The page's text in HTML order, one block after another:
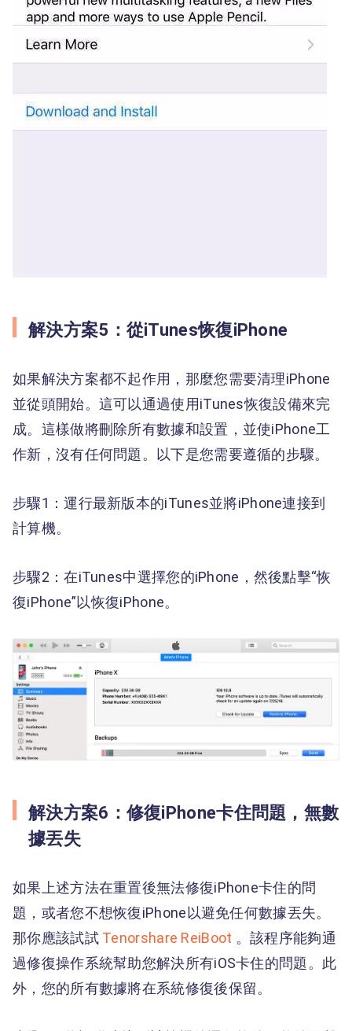
解決方案5：從iTunes恢復iPhone
如果解決方案都不起作用，那麼您需要清理iPhone
並從頭開始。這可以通過使用iTunes恢復設備來完
成。這樣做將刪除所有數據和設置，並使iPhone工
作新，沒有任何問題。以下是您需要遵循的步驟。
步驟1：運行最新版本的iTunes並將iPhone連接到
計算機。
步驟2：在iTunes中選擇您的iPhone，然後點擊“恢
復iPhone”以恢復iPhone。
解決方案6：修復iPhone卡住問題，無數
據丟失
如果上述方法在重置後無法修復iPhone卡住的問
題，或者您不想恢復iPhone以避免任何數據丟失。
那你應該試試Tenorshare ReiBoot 。該程序能夠通
過修復操作系統幫助您解決所有iOS卡住的問題。此
外，您的所有數據將在系統修復後保留。